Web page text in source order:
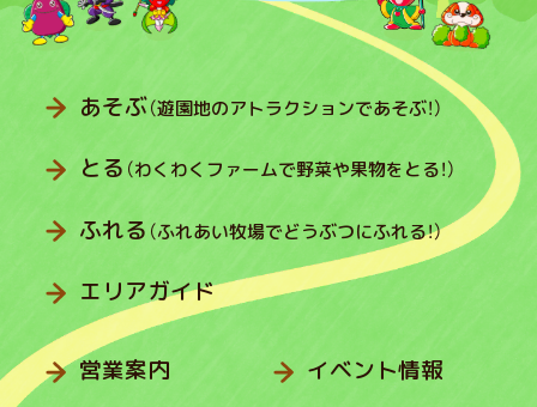
あそぶ（遊園地のアトラクションであそぶ！）
とる （わくわくファームで野菜や果物をとる！）
ふれる （ふれあい牧場でどうぶつにふれる！）
エリアガイド
営業案内
イベント情報